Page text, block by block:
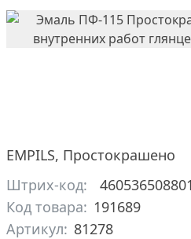
EMPILS, Простокрашено
Штрих-код:
Код товара: 191689
Артикул: 81278